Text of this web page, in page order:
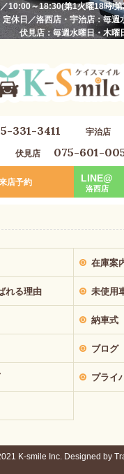
10:00～18:30(第1火曜18時/
定休日／洛西店・宇治店：毎週
伏見店：毎週水曜日・木曜
331-3411 宇治店
伏見店 075-601-
店予約 LINE@
洛西店
在庫案
れる理由 未使用
納車式
ブログ
プライ
K-smile Inc. Designed by